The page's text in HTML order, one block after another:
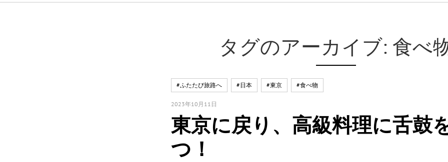
タグのアーカイブ: 食べ
#ふたたび旅路へ #日本 #東京 #食べ物
2023年10月11日
東京に戻り、高級料理に舌鼓
つ！